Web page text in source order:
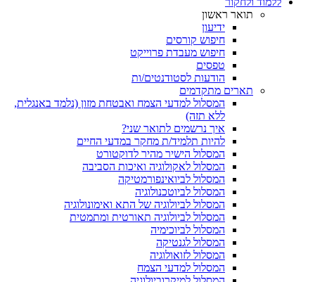
תואר ראשון
ידיעון
חיפוש קורסים
חיפוש מעבדת פרוייקט
טפסים
הודעות לסטודנטים/ות
תארים מתקדמים
המסלול למדעי הצמח ואבטחת מזון (נלמד באנגלית,
ללא תזה)
איך נרשמים לתואר שני?
להיות תלמיד/ת מחקר במדעי החיים
המסלול הישיר מהיר לדוקטורט
המסלול לאקולוגיה ואיכות הסביבה
המסלול לביואינפורמטיקה
המסלול לביוטכנולוגיה
המסלול לביולוגיה של התא ואימונולוגיה
המסלול לביולוגיה תאורטית ומתמטית
המסלול לביוכימיה
המסלול לגנטיקה
המסלול לזואולוגיה
המסלול למדעי הצמח